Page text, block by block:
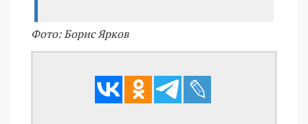
Фото: Борис Ярков